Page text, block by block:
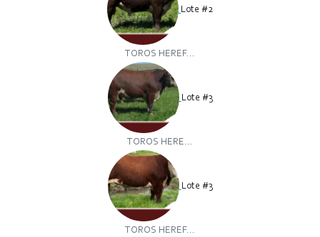
Lote #2
TOROS HEREF...
Lote #3
TOROS HERE...
Lote #3
TOROS HEREF...